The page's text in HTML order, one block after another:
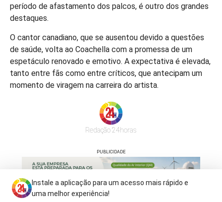
período de afastamento dos palcos, é outro dos grandes
destaques.
O cantor canadiano, que se ausentou devido a questões
de saúde, volta ao Coachella com a promessa de um
espetáculo renovado e emotivo. A expectativa é elevada,
tanto entre fãs como entre críticos, que antecipam um
momento de viragem na carreira do artista.
Redação 24horas
PUBLICIDADE
Instale a aplicação para um acesso mais rápido e
uma melhor experiência!